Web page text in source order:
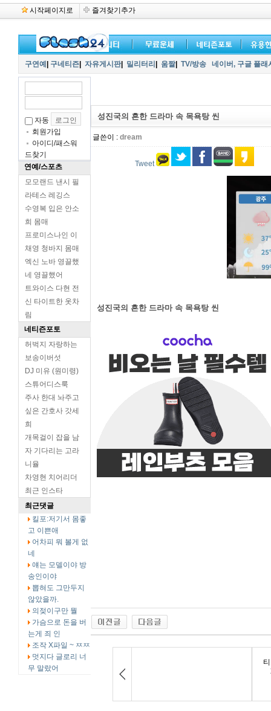
시작페이지로 즐겨찾기추가
구연예 구네티즌 자유게시판| 밀리터리 움짤| TV/방송 네이버, 구글 플
자동
회원가입
아이디/패스워
드찾기
연예/스포츠
모모랜드 낸시 필
라테스 레깅스
수영복 입은 안소
희 몸매
프로미스나인 이
채영 청바지 몸매
엑신 노바 영끌했
네 영끌했어
트와이스 다현 전
신 타이트한 옷차
림
네티즌포토
허벅지 자랑하는
보송이버섯
DJ 미유 (원미령)
스튜어디스룩
주사 한대 놔주고
싶은 간호사 갓세
희
개목걸이 잡을 남
자 기다리는 고라
니율
차영현 치어리더
최근 인스타
최근댓글
킬포:저기서 몸좋
고 이쁜애
어차피 뭐 볼게 없
네
얘는 모델이야 방
송인이야
뽑혀도 그만두지
않았을까.
의젖이구만 뭘
가슴으로 돈을 버
는게 죄 인
조작 X파일 ~ ㅉㅉ
멋지다 글로리 너
무 말랐어
성진국의 흔한 드라마 속 목욕탕 씬
글쓴이 : dream
Tweet
성진국의 흔한 드라마 속 목욕탕 씬